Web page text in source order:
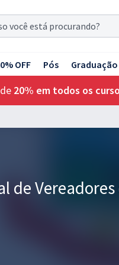
OFF Pós Graduação
20% em todos os
de Vereadores